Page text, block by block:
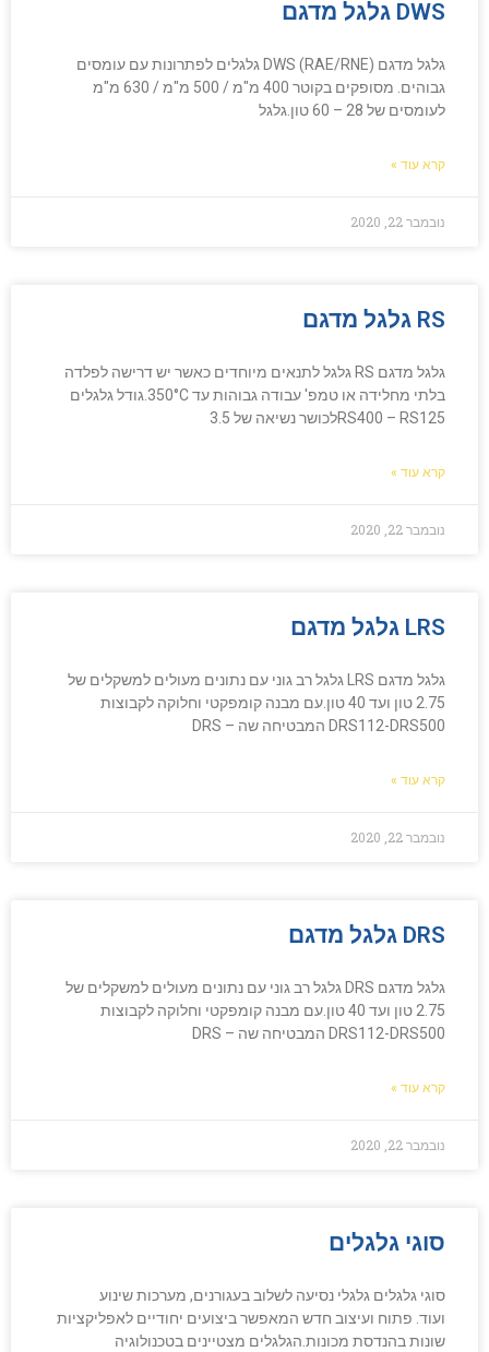
DWS גלגל מדגם
גלגל מדגם (DWS (RAE/RNE גלגלים לפתרונות עם עומסים
גבוהים. מסופקים בקוטר 400 מ"מ / 500 מ"מ / 630 מ"מ
לעומסים של 28 – 60 טון.גלגל
קרא עוד »
נובמבר 22, 2020
RS גלגל מדגם
גלגל מדגם RS גלגל לתנאים מיוחדים כאשר יש דרישה לפלדה
בלתי מחלידה או טמפ' עבודה גבוהות עד 350°C.גודל גלגלים
RS400 – RS125לכושר נשיאה של 3.5
קרא עוד »
נובמבר 22, 2020
LRS גלגל מדגם
גלגל מדגם LRS גלגל רב גוני עם נתונים מעולים למשקלים של
2.75 טון ועד 40 טון.עם מבנה קומפקטי וחלוקה לקבוצות
DRS112-DRS500 המבטיחה שה – DRS
קרא עוד »
נובמבר 22, 2020
DRS גלגל מדגם
גלגל מדגם DRS גלגל רב גוני עם נתונים מעולים למשקלים של
2.75 טון ועד 40 טון.עם מבנה קומפקטי וחלוקה לקבוצות
DRS112-DRS500 המבטיחה שה – DRS
קרא עוד »
נובמבר 22, 2020
סוגי גלגלים
סוגי גלגלים גלגלי נסיעה לשלוב בעגורנים, מערכות שינוע
ועוד. פתוח ועיצוב חדש המאפשר ביצועים יחודיים לאפליקציות
שונות בהנדסת מכונות.הגלגלים מצטיינים בטכנולוגיה